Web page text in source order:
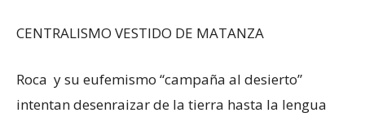
CENTRALISMO VESTIDO DE MATANZA
Roca y su eufemismo “campaña al desierto”
intentan desenraizar de la tierra hasta la lengua